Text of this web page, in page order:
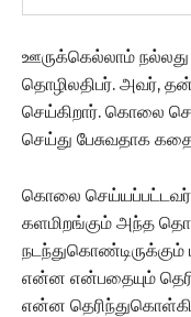
ஊருக்கெல்லாம் நல்லது
தொழிலதிபர். அவர்,
செய்கிறார். கொலை
செய்து பேசுவதாக கதை
கொலை செய்யப்பட்டவர்
களமிறங்கும் அந்த
என்ன என்பதையும்
என்ன